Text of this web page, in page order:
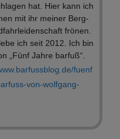
hat. Hier kann ich
mit ihr meiner Berg-
frönen.
ich seit 2012. Ich bin
„Fünf Jahre barfuß“.
fuenf
von-wolfgang-